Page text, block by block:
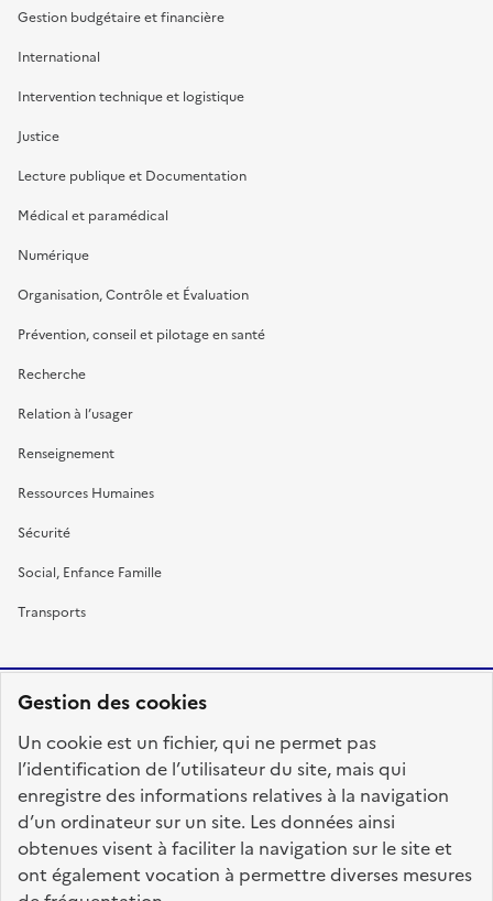
Gestion des cookies
Un cookie est un fichier, qui ne permet pas
l’identification de l’utilisateur du site, mais qui
enregistre des informations relatives à la navigation
d’un ordinateur sur un site. Les données ainsi
obtenues visent à faciliter la navigation sur le site et
ont également vocation à permettre diverses mesures
Gestion budgétaire et financière
International
Intervention technique et logistique
Justice
Lecture publique et Documentation
Médical et paramédical
Numérique
Organisation, Contrôle et Évaluation
Prévention, conseil et pilotage en santé
Recherche
Relation à l’usager
Renseignement
Ressources Humaines
Sécurité
Social, Enfance Famille
Transports
FRANÇAISE
fonction-publique.gouv.fr
legifrance.gouv.fr